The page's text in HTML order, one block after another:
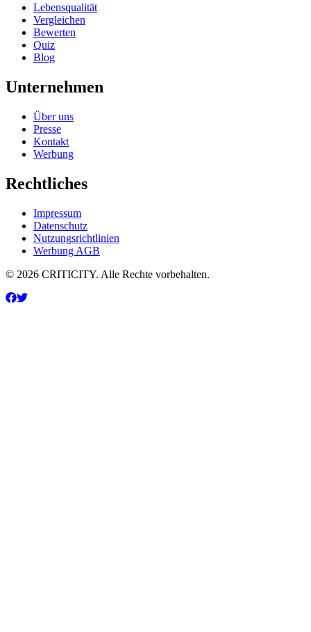
Lebensqualität
Vergleichen
Bewerten
Quiz
Blog
Unternehmen
Über uns
Presse
Kontakt
Werbung
Rechtliches
Impressum
Datenschutz
Nutzungsrichtlinien
Werbung AGB
© 2026 CRITICITY. Alle Rechte vorbehalten.